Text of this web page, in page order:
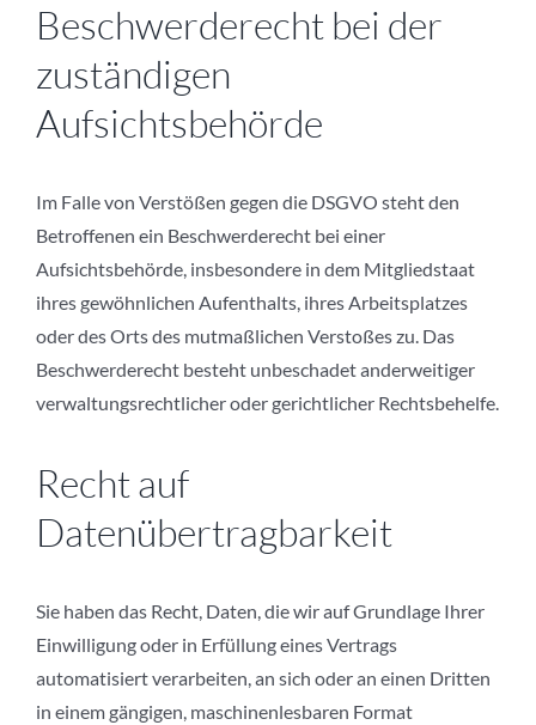
Beschwerderecht bei der
zuständigen
Aufsichtsbehörde
Im Falle von Verstößen gegen die DSGVO steht den
Betroffenen ein Beschwerderecht bei einer
Aufsichtsbehörde, insbesondere in dem Mitgliedstaat
ihres gewöhnlichen Aufenthalts, ihres Arbeitsplatzes
oder des Orts des mutmaßlichen Verstoßes zu. Das
Beschwerderecht besteht unbeschadet anderweitiger
verwaltungsrechtlicher oder gerichtlicher Rechtsbehelfe.
Recht auf
Datenübertragbarkeit
Sie haben das Recht, Daten, die wir auf Grundlage Ihrer
Einwilligung oder in Erfüllung eines Vertrags
automatisiert verarbeiten, an sich oder an einen Dritten
in einem gängigen, maschinenlesbaren Format